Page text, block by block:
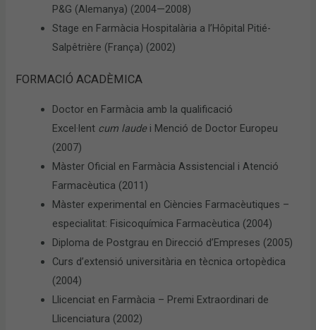
P&G (Alemanya) (2004—2008)
Stage en Farmàcia Hospitalària a l’Hôpital Pitié-
Salpêtrière (França) (2002)
FORMACIÓ ACADÈMICA
Doctor en Farmàcia amb la qualificació
Excel·lent cum laudei Menció de Doctor Europeu
(2007)
Màster Oficial en Farmàcia Assistencial i Atenció
Farmacèutica (2011)
Màster experimental en Ciències Farmacèutiques –
especialitat: Fisicoquímica Farmacèutica (2004)
Diploma de Postgrau en Direcció d’Empreses (2005)
Curs d’extensió universitària en tècnica ortopèdica
(2004)
Llicenciat en Farmàcia – Premi Extraordinari de
Llicenciatura (2002)